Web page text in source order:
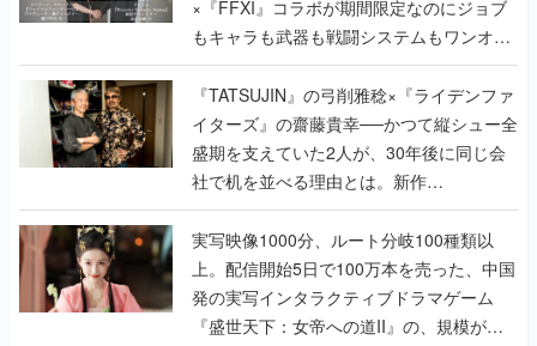
×『FFXI』コラボが期間限定なのにジョブ
もキャラも武器も戦闘システムもワンオフ
で作り込まれた理由を両ディレクターに聞
く
『TATSUJIN』の弓削雅稔×『ライデンファ
イターズ』の齋藤貴幸──かつて縦シュー全
盛期を支えていた2人が、30年後に同じ会
社で机を並べる理由とは。新作
『TATSUJIN EXTREME』で初タッグを組
んだレジェンド2人に訊く開発秘話
実写映像1000分、ルート分岐100種類以
上。配信開始5日で100万本を売った、中国
発の実写インタラクティブドラマゲーム
『盛世天下：女帝への道II』の、規模が違